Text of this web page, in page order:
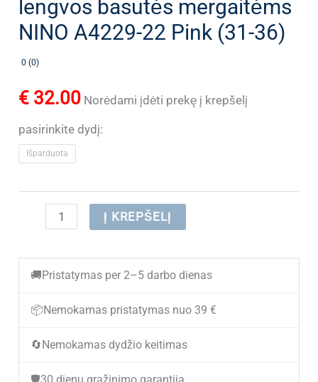
lengvos basutės mergaitėms
NINO A4229-22 Pink (31-36)
0 (0)
€ 32.00 Norėdami įdėti prekę į krepšelį
pasirinkite dydį:
Išparduota
produkto
(IŠPARDUOTA)
Stilingos
basutės
Į KREPŠELĮ
🚚 Pristatymas per 2–5 darbo dienas
📦 Nemokamas pristatymas nuo 39 €
🔄 Nemokamas dydžio keitimas